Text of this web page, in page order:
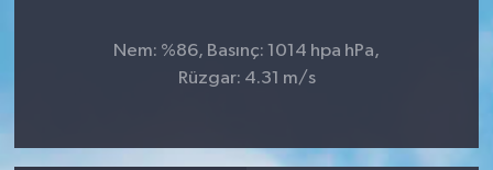
Nem: %86, Basınç: 1014 hpa hPa,
Rüzgar: 4.31 m/s